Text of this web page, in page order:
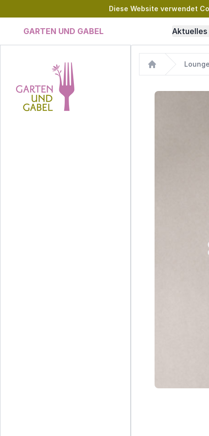
Diese Website verwendet
GARTEN UND GABEL Aktuelles
Home
Lounge
Images